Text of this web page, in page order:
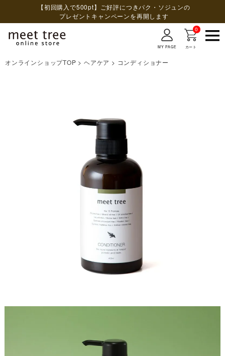
【初回購入で500pt】ご好評につきパク・ソジュンの
プレゼントキャンペーンを再開します
MY PAGE
0
カート
オンラインショップTOP ヘアケア コンディショナー